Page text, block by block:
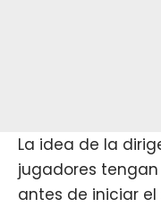
La idea de la
jugadores
antes de iniciar